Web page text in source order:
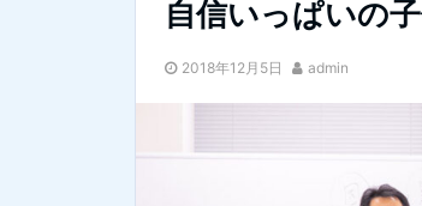
自信いっぱいの
2018年12月5日 admin